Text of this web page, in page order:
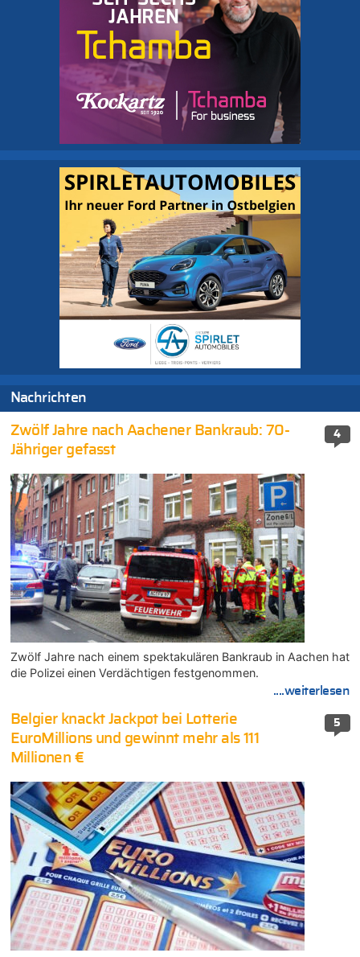
Nachrichten
4
Zwölf Jahre nach Aachener Bankraub: 70-
Jähriger gefasst
Zwölf Jahre nach einem spektakulären Bankraub in Aachen hat
die Polizei einen Verdächtigen festgenommen.
....weiterlesen
5
Belgier knackt Jackpot bei Lotterie
EuroMillions und gewinnt mehr als 111
Millionen €